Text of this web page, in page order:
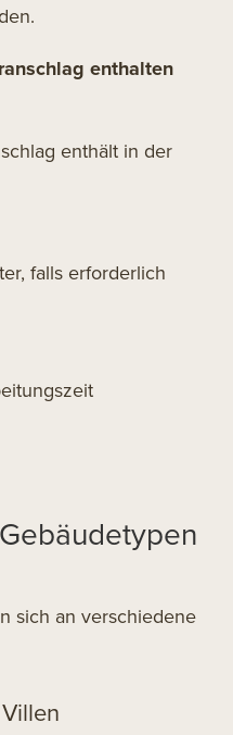
enthalten
enthält in der
falls erforderlich
sich an verschiedene